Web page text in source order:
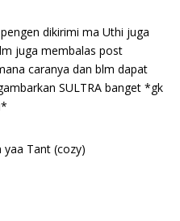
dikirimi ma Uthi juga
juga membalas post
caranya dan blm dapat
SULTRA banget *gk
Tant (cozy)